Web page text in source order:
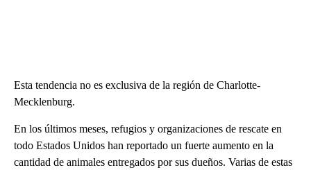
Esta tendencia no es exclusiva de la región de Charlotte-
Mecklenburg.
En los últimos meses, refugios y organizaciones de rescate en
todo Estados Unidos han reportado un fuerte aumento en la
cantidad de animales entregados por sus dueños. Varias de estas